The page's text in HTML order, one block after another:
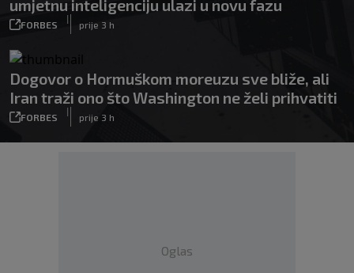
umjetnu inteligenciju ulazi u novu fazu
FORBES
|
prije 3 h
Dogovor o Hormuškom moreuzu sve bliže, ali
Iran traži ono što Washington ne želi prihvatiti
FORBES
|
prije 3 h
Oglas